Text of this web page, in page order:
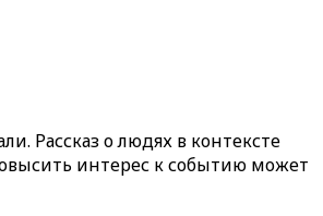
Рассказ о людях в контексте
интерес к событию может